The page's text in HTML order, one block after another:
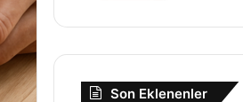
Son Eklenenler